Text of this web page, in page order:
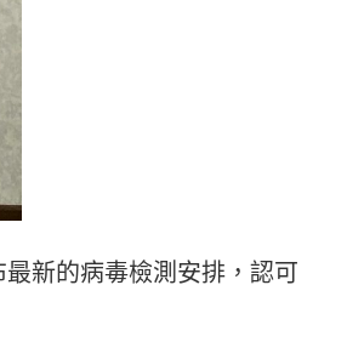
新的病毒檢測安排，認可